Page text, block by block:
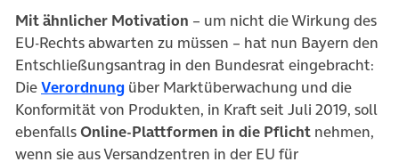
Mit ähnlicher Motivation – um nicht die Wirkung des
EU-Rechts abwarten zu müssen – hat nun Bayern den
Entschließungsantrag in den Bundesrat eingebracht:
DieVerordnung(öffnet in neuem Tab)
über Marktüberwachung und die
Konformität von Produkten, in Kraft seit Juli 2019, soll
ebenfallsOnline-Plattformen in die Pflicht nehmen,
wenn sie aus Versandzentren in der EU für